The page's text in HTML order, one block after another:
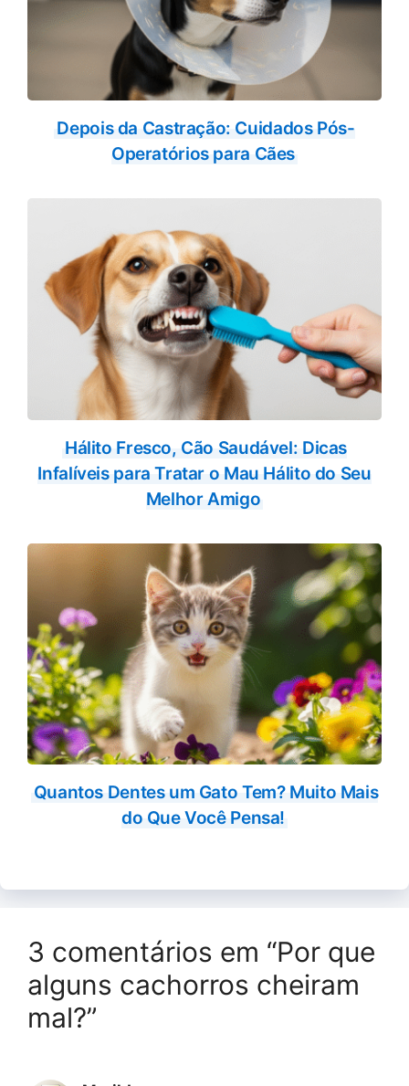
Depois da Castração: Cuidados Pós-
Operatórios para Cães
Hálito Fresco, Cão Saudável: Dicas
Infalíveis para Tratar o Mau Hálito do Seu
Melhor Amigo
Quantos Dentes um Gato Tem? Muito Mais
do Que Você Pensa!
3 comentários em “Por que
alguns cachorros cheiram
mal?”